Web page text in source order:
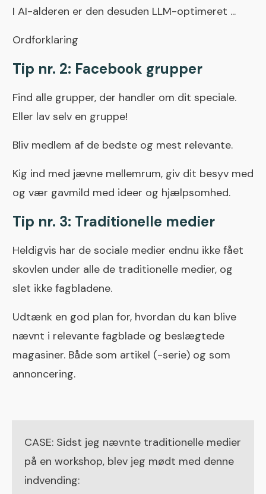
I AI-alderen er den desuden LLM-optimeret ...
Ordforklaring
Tip nr. 2: Facebook grupper
Find alle grupper, der handler om dit speciale.
Eller lav selv en gruppe!
Bliv medlem af de bedste og mest relevante.
Kig ind med jævne mellemrum, giv dit besyv med
og vær gavmild med ideer og hjælpsomhed.
Tip nr. 3: Traditionelle medier
Heldigvis har de sociale medier endnu ikke fået
skovlen under alle de traditionelle medier, og
slet ikke fagbladene.
Udtænk en god plan for, hvordan du kan blive
nævnt i relevante fagblade og beslægtede
magasiner. Både som artikel (-serie) og som
annoncering.
CASE: Sidst jeg nævnte traditionelle medier
på en workshop, blev jeg mødt med denne
indvending: